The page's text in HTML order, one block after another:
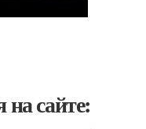
сайте: